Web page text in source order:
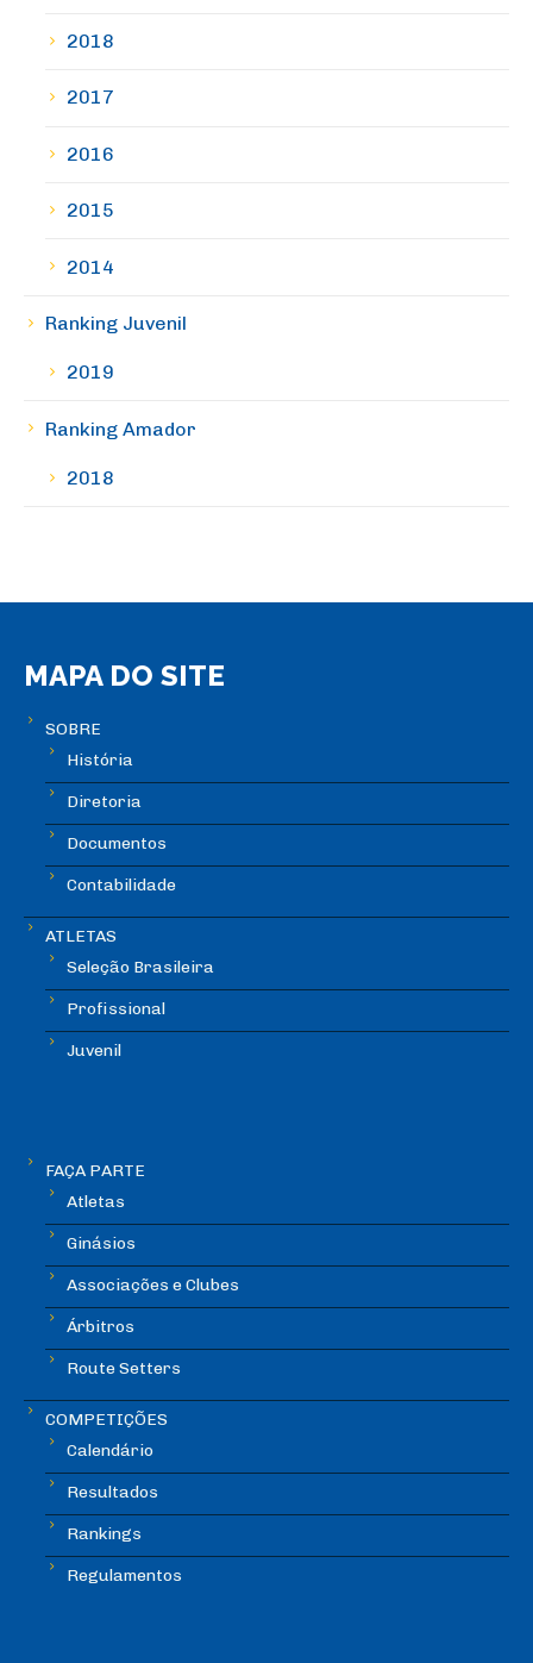
2018
2017
2016
2015
2014
Ranking Juvenil
2019
Ranking Amador
2018
MAPA DO SITE
SOBRE
História
Diretoria
Documentos
Contabilidade
ATLETAS
Seleção Brasileira
Profissional
Juvenil
FAÇA PARTE
Atletas
Ginásios
Associações e Clubes
Árbitros
Route Setters
COMPETIÇÕES
Calendário
Resultados
Rankings
Regulamentos